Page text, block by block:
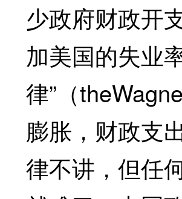
少政府财政开
加美国的失业
律”（
膨胀，财政支
律不讲，但任